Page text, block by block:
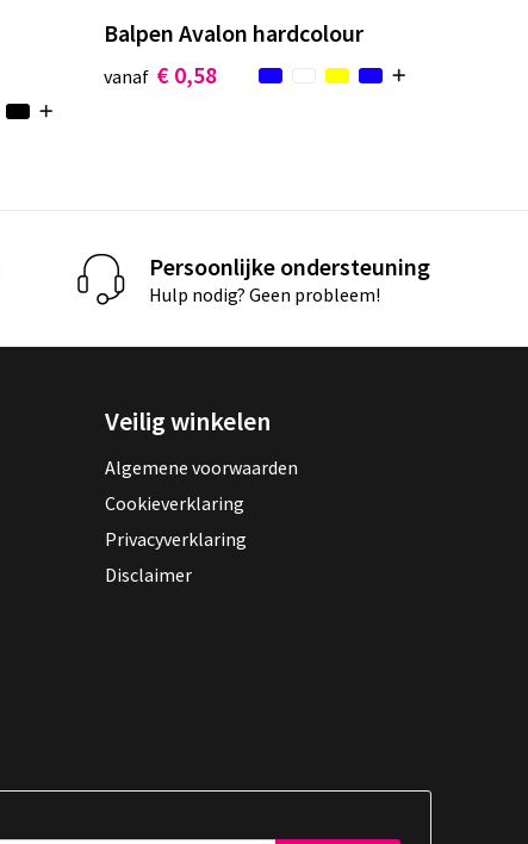
Balpen Avalon hardcolour
vanaf € 0,58
Persoonlijke ondersteuning
Hulp nodig? Geen probleem!
Veilig winkelen
Algemene voorwaarden
Cookieverklaring
Privacyverklaring
Disclaimer